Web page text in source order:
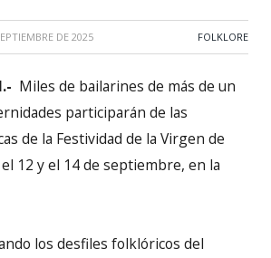
DE 2025 FOLKLORE
Miles de bailarines de más de un
participarán de las
de la Festividad de la Virgen de
12 y el 14 de septiembre, en la
los desfiles folklóricos del